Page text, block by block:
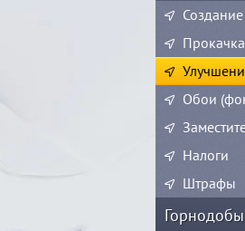
Обои
Налоги
Штрафы